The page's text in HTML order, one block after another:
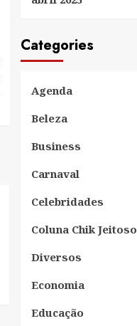
Categories
Agenda
Beleza
Business
Carnaval
Celebridades
Coluna Chik Jeitoso
Diversos
Economia
Educação